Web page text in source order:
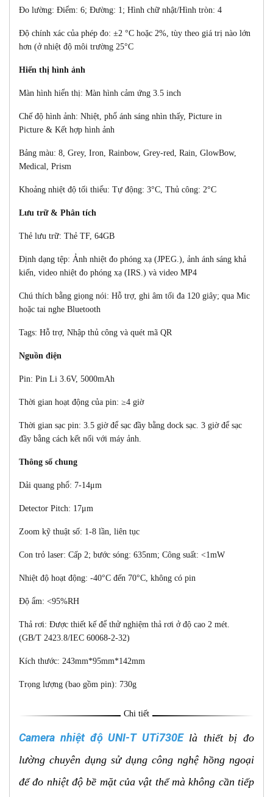
Đo lường: Điểm: 6; Đường: 1; Hình chữ nhật/Hình tròn: 4
Độ chính xác của phép đo: ±2 °C hoặc 2%, tùy theo giá trị nào lớn
hơn (ở nhiệt độ môi trường 25°C
Hiển thị hình ảnh
Màn hình hiển thị: Màn hình cảm ứng 3.5 inch
Chế độ hình ảnh: Nhiệt, phổ ánh sáng nhìn thấy, Picture in
Picture & Kết hợp hình ảnh
Bảng màu: 8, Grey, Iron, Rainbow, Grey-red, Rain, GlowBow,
Medical, Prism
Khoảng nhiệt độ tối thiểu: Tự động: 3°C, Thủ công: 2°C
Lưu trữ & Phân tích
Thẻ lưu trữ: Thẻ TF, 64GB
Định dạng tệp: Ảnh nhiệt đo phóng xạ (JPEG.), ảnh ánh sáng khả
kiến, video nhiệt đo phóng xạ (IRS.) và video MP4
Chú thích bằng giọng nói: Hỗ trợ, ghi âm tối đa 120 giây; qua Mic
hoặc tai nghe Bluetooth
Tags: Hỗ trợ, Nhập thủ công và quét mã QR
Nguồn điện
Pin: Pin Li 3.6V, 5000mAh
Thời gian hoạt động của pin: ≥4 giờ
Thời gian sạc pin: 3.5 giờ để sạc đầy bằng dock sạc. 3 giờ để sạc
đầy bằng cách kết nối với máy ảnh.
Thông số chung
Dải quang phổ: 7-14μm
Detector Pitch: 17μm
Zoom kỹ thuật số: 1-8 lần, liên tục
Con trỏ laser: Cấp 2; bước sóng: 635nm; Công suất: <1mW
Nhiệt độ hoạt động: -40°C đến 70°C, không có pin
Độ ẩm: <95%RH
Thả rơi: Được thiết kế để thử nghiệm thả rơi ở độ cao 2 mét.
(GB/T 2423.8/IEC 60068-2-32)
Kích thước: 243mm*95mm*142mm
Trọng lượng (bao gồm pin): 730g
Chi tiết
Camera nhiệt độ UNI-T UTi730E là thiết bị đo
lường chuyên dụng sử dụng công nghệ hồng ngoại
để đo nhiệt độ bề mặt của vật thể mà không cần tiếp